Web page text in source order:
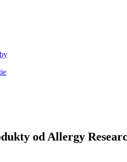
od Allergy